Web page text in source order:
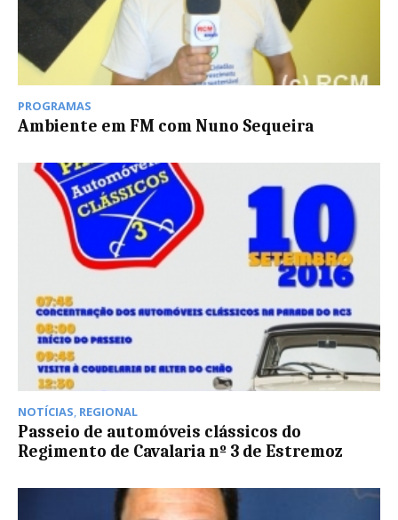
PROGRAMAS
Ambiente em FM com Nuno Sequeira
NOTÍCIAS, REGIONAL
Passeio de automóveis clássicos do
Regimento de Cavalaria nº 3 de Estremoz